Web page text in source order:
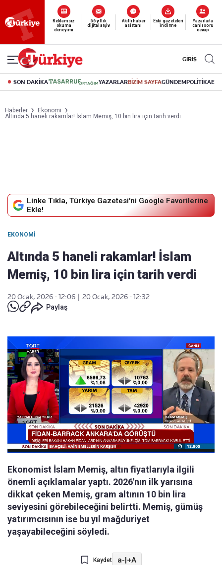
Reklamsız
okuma
deneyimi
56 yıllık
dijital arşiv
Akıllı haber
asistanı
Eski gazeteleri
indirme
Yazarlarla
canlı soru
cevap
GİRİŞ
SON DAKİKA YAZARLARBİZİM SAYFAGÜNDEMPOLİTİKA
Haberler
Ekonomi
Altında 5 haneli rakamlar! İslam Memiş, 10 bin lira için tarih verdi
Linke Tıkla, Türkiye Gazetesi'ni Google Favorilerine
Ekle!
EKONOMI
Altında 5 haneli rakamlar! İslam
Memiş, 10 bin lira için tarih verdi
20 Ocak, 2026 - 12:06
20 Ocak, 2026 - 12:32
Paylaş
Ekonomist İslam Memiş, altın fiyatlarıyla ilgili
önemli açıklamalar yaptı. 2026'nın ilk yarısına
dikkat çeken Memiş, gram altının 10 bin lira
seviyesini görebileceğini belirtti. Memiş, gümüş
yatırımcısının ise bu yıl mağduriyet
yaşayabileceğini söyledi.
Kaydet a-|+A